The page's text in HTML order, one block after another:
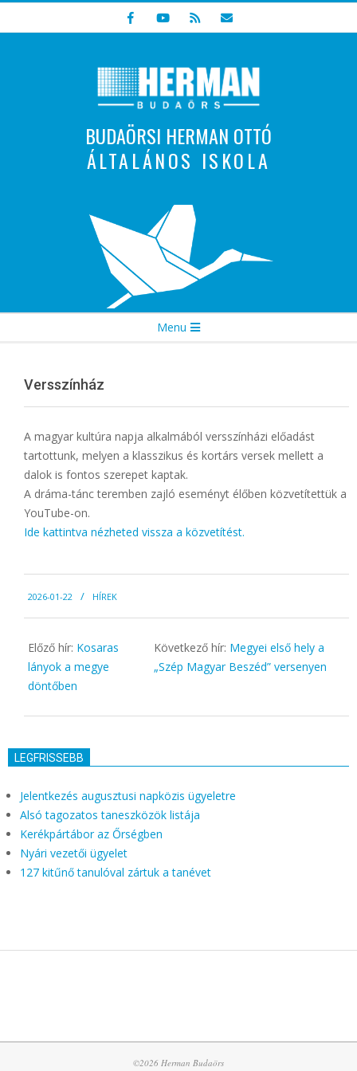
to
BUDAÖRSI HERMAN OTTÓ
ÁLTALÁNOS ISKOLA
Indulunk! Hamarosan újraindul oldalunk!
Menu
Versszínház
A magyar kultúra napja alkalmából versszínházi előadást
tartottunk, melyen a klasszikus és kortárs versek mellett a
dalok is fontos szerepet kaptak.
A dráma-tánc teremben zajló eseményt élőben közvetítettük a
YouTube-on.
Ide kattintva nézheted vissza a közvetítést.
01-
22
2026-01-22 HÍREK
Előző hír: Kosaras
lányok a megye
döntőben
Következő hír: Megyei első hely a
„Szép Magyar Beszéd” versenyen
LEGFRISSEBB
Jelentkezés augusztusi napközis ügyeletre
Alsó tagozatos taneszközök listája
Kerékpártábor az Őrségben
Nyári vezetői ügyelet
127 kitűnő tanulóval zártuk a tanévet
©2026 Herman Budaörs